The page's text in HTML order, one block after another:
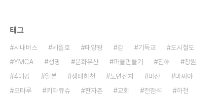
태그
시내버스 세월호 태양광 강 기독교
도시철도
YMCA
생명 문화유산 마을만들기 진해
창원
4대강
일본 생태하천 노면전차 마산
마찌야
오타루
키타큐슈 판자촌 교회 전점석
하천